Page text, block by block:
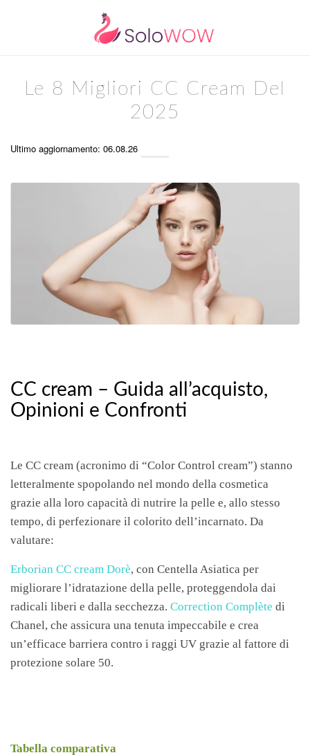
Le 8 Migliori CC Cream Del
2025
Ultimo aggiornamento: 06.08.26
CC cream – Guida all’acquisto,
Opinioni e Confronti
Le CC cream (acronimo di “Color Control cream”) stanno
letteralmente spopolando nel mondo della cosmetica
grazie alla loro capacità di nutrire la pelle e, allo stesso
tempo, di perfezionare il colorito dell’incarnato. Da
valutare:
Erborian CC cream Dorè, con Centella Asiatica per
migliorare l’idratazione della pelle, proteggendola dai
radicali liberi e dalla secchezza. Correction Complète di
Chanel, che assicura una tenuta impeccabile e crea
un’efficace barriera contro i raggi UV grazie al fattore di
protezione solare 50.
Tabella comparativa